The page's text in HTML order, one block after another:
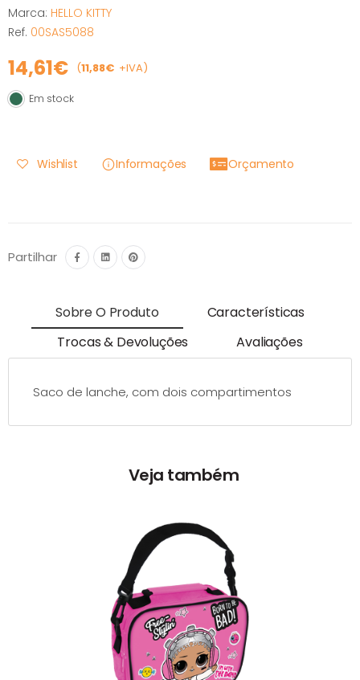
Marca: HELLO KITTY
Ref. 00SAS5088
14,61€ (11,88€ +IVA)
Em stock
Em stock
Wishlist Informações Orçamento
Partilhar
Sobre O Produto
Características
Trocas & Devoluções
Avaliações
Saco de lanche, com dois compartimentos
Veja também